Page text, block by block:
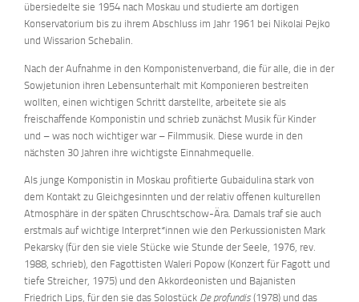
übersiedelte sie 1954 nach Moskau und studierte am dortigen
Konservatorium bis zu ihrem Abschluss im Jahr 1961 bei Nikolai Pejko
und Wissarion Schebalin.
Nach der Aufnahme in den Komponistenverband, die für alle, die in der
Sowjetunion ihren Lebensunterhalt mit Komponieren bestreiten
wollten, einen wichtigen Schritt darstellte, arbeitete sie als
freischaffende Komponistin und schrieb zunächst Musik für Kinder
und – was noch wichtiger war – Filmmusik. Diese wurde in den
nächsten 30 Jahren ihre wichtigste Einnahmequelle.
Als junge Komponistin in Moskau profitierte Gubaidulina stark von
dem Kontakt zu Gleichgesinnten und der relativ offenen kulturellen
Atmosphäre in der späten Chruschtschow-Ära. Damals traf sie auch
erstmals auf wichtige Interpret*innen wie den Perkussionisten Mark
Pekarsky (für den sie viele Stücke wie Stunde der Seele, 1976, rev.
1988, schrieb), den Fagottisten Waleri Popow (Konzert für Fagott und
tiefe Streicher, 1975) und den Akkordeonisten und Bajanisten
Friedrich Lips, für den sie das Solostück De profundis (1978) und das